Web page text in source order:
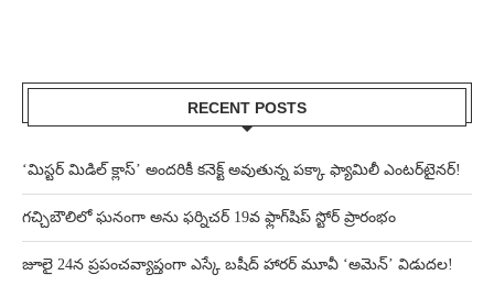
RECENT POSTS
‘మిస్టర్ మిడిల్ క్లాస్’ అందరికీ కనెక్ట్ అవుతున్న పక్కా ఫ్యామిలీ ఎంటర్‌టైనర్!
గచ్చిబౌలిలో ఘనంగా అను ఫర్నిచర్ 19వ ఫ్లాగ్‌షిప్ స్టోర్ ప్రారంభం
జూలై 24న ప్రపంచవ్యాప్తంగా ఎస్కే బషీద్‌ హారర్ మూవీ ‘అమెన్’ విడుదల!